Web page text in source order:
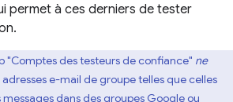
permet à ces derniers de tester
"Comptes des testeurs de confiance" ne
e-mail de groupe telles que celles
dans des groupes Google ou